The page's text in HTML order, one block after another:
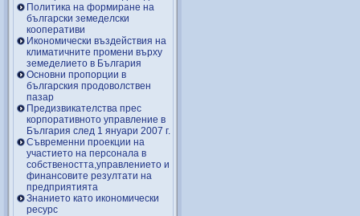
Политика на формиране на
български земеделски
кооперативи
Икономически въздействия на
климатичните промени върху
земеделието в България
Основни пропорции в
българския продоволствен
пазар
Предизвикателства прес
корпоративното управление в
България след 1 януари 2007 г.
Съвременни проекции на
участието на персонала в
собствеността,управлението и
финансовите резултати на
предприятията
Знанието като икономически
ресурс